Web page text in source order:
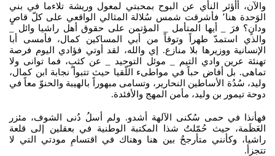
والآن، أأؤثر النأي عن البوح بمحبتي لمعول وريشة تلاءما في بني
الوَحدة هنا٬ فأشرقت شمس سُلالة المثالي الواقعي على كلّ قاصٍ
ودانٍ؟ فرَ _ أيها المتأمل _ المؤتمن على حقوق أهل راشيا وائل _
والذي استمدّ طهراً وتوقاً من أبي المساكين كمال، فأمسى أبا
الإنسانية ووزيرها بلا منازع. إي والله، لقد أوتي فؤادي اليوم فرصة
تهنئة عرين وادي التيم _ موئل التوحيد _ عن كثبٍ، فما توانى ولا
تماهى. بل أفاض حباً في مواطىء اللّقيا حيث تتبوأ نجابة ابن كمال،
وليد، سُدُة الأساطين النحارير، وتسامى مبهوراً بالهيبة والحنوّ معاً في
دوحة تيمور بن وليد، مأمن المهج والأفئدة.
فهأنذا في حمى سُكنى الآلهة أشدو. ولم أسلُ دُنى الشوف، مئزر
العَظَمة، حيث حُمّلتُ شذا المكتبة الوطنية في بعقلين إلى قلعة
راشيا، وكأنني متأرجحٌ بين هنا وهناك في اقتسامِ مودتي التي لا
تتجزأ.